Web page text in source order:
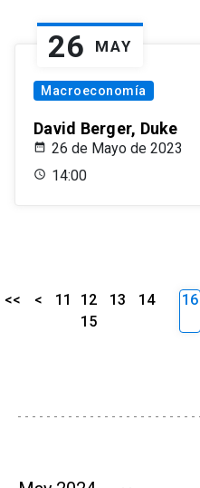
26 MAY
Macroeconomía
David Berger, Duke
26 de Mayo de 2023
14:00
<< < 11 12 13
14
15
16